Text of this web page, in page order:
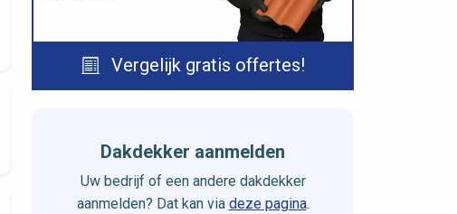
Vergelijk gratis offertes!
Dakdekker aanmelden
Uw bedrijf of een andere dakdekker
aanmelden? Dat kan via deze pagina.